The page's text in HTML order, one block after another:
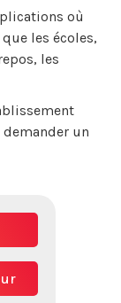
où
les écoles,
les
demander un